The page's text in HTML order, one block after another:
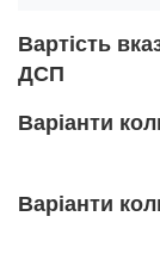
Вартість
ДСП
Варіанти
Варіанти